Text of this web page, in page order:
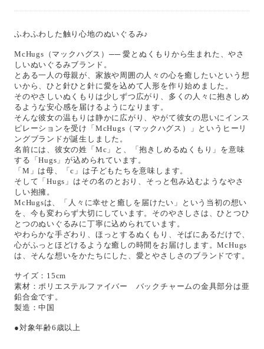
ふわふわした触り心地のぬいぐるみ♪
McHugs（マックハグス）── 愛とぬくもりから生まれた、やさ
しいぬいぐるみブランド。
とある一人の母親が、家族や周囲の人々の心を癒したいという想
いから、ひと針ひと針に愛を込めて人形を作り始めました。
そのやさしいぬくもりは少しずつ広がり、多くの人々に抱きしめ
るような安心感を届けるようになります。
そんな彼女の温もりは静かに広がり、やがて彼女の思いにインス
ピレーションを受け「McHugs（マックハグス）」というヒーリ
ングブランドが誕生しました。
名前には、彼女の姓「Mc」と、「抱きしめるぬくもり」を意味
する「Hugs」が込められています。
「M」は母、「c」は子どもたちを意味します。
そして「Hugs」はその名のとおり、そっと包み込むようなやさ
しい抱擁。
McHugsは、「人々に幸せと癒しを届けたい」という当初の想い
を、今も変わらず大切にしています。そのやさしさは、ひとつひ
とつのぬいぐるみに丁寧に込められています。
やわらかな手ざわり、ほっとするぬくもり、そばにあるだけで、
心がふっとほどけるような癒しの時間をお届けします。McHugs
は、そんな想いをかたちにした、愛とやさしさのブランドです。
サイズ：15cm
素材：ポリエステルファイバー バックチャームの金具部分は亜
鉛合金です。
製造：中国
●対象年齢6歳以上